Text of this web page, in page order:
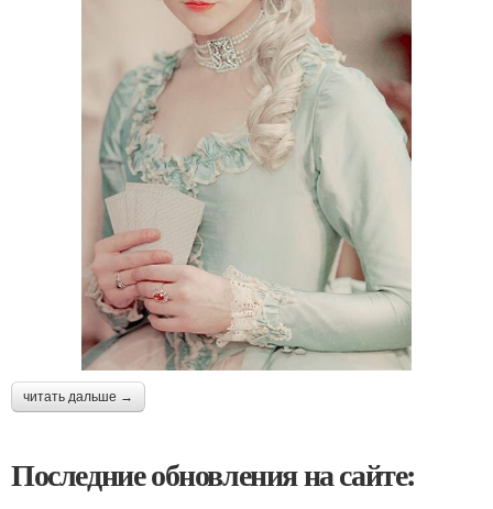
читать дальше →
Последние обновления на сайте: